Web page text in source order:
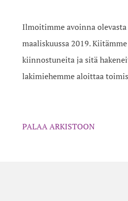
Ilmoitimme avoinna
maaliskuussa 2019.
kiinnostuneita ja sitä
lakimiehemme aloittaa
PALAA ARKISTOON